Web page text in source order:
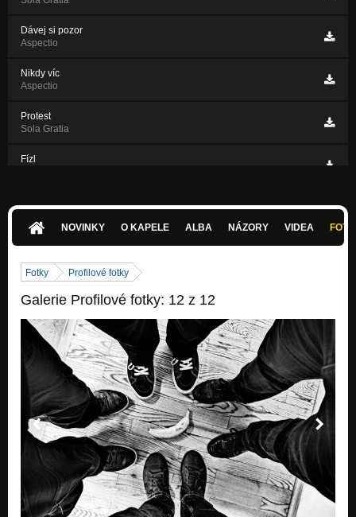
Dávej si pozor
Aspectio
Nikdy víc
Aspectio
Protest
Sola Gratia
Fízl
NOVINKY O KAPELE ALBA NÁZORY VIDEA
Fotky Profilové fotky
Galerie Profilové fotky: 12 z 12